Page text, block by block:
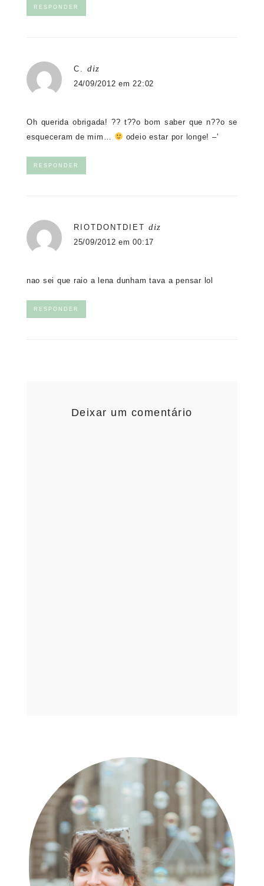
RESPONDER
C. diz
24/09/2012 em 22:02
Oh querida obrigada! ?? t??o bom saber que n??o se
esqueceram de mim…
odeio estar por longe! –'
RESPONDER
RIOTDONTDIET diz
25/09/2012 em 00:17
nao sei que raio a lena dunham tava a pensar lol
RESPONDER
Deixar um comentário